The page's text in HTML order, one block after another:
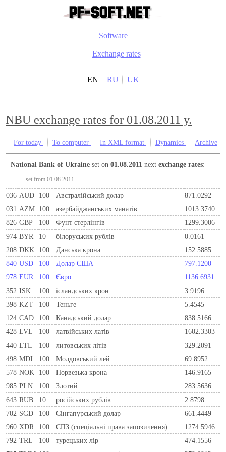
Software
Exchange rates
EN RU UK
NBU exchange rates for 01.08.2011 y.
For today To computer In XML format Dynamics Archive
National Bank of Ukraine set on01.08.2011 nextexchange rates:
set from 01.08.2011
036 AUD 100 Австралійський долар
871.0292
031 AZM 100 азербайджанських манатів
1013.3740
826 GBP 100 Фунт стерлінгів
1299.3006
974 BYR 10 білоруських рублів
0.0161
208 DKK 100 Данська крона
152.5885
840 USD 100 Долар США
797.1200
978 EUR 100 Євро
1136.6931
352 ISK 100 ісландських крон
3.9196
398 KZT 100 Теньге
5.4545
124 CAD 100 Канадський долар
838.5166
428 LVL 100 латвійських латів
1602.3303
440 LTL 100 литовських літів
329.2091
498 MDL 100 Молдовський лей
69.8952
578 NOK 100 Норвезька крона
146.9165
985 PLN 100 Злотий
283.5636
643 RUB 10 російських рублів
2.8798
702 SGD 100 Сінгапурський долар
661.4449
960 XDR 100 СПЗ (спеціальні права запозичення)
1274.5946
792 TRL 100 турецьких лір
474.1556